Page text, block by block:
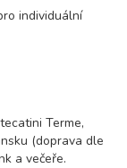
individuální
Terme,
(doprava dle
a večeře.